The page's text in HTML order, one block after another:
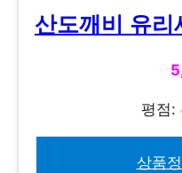
산도깨비 유리
평점:
상품